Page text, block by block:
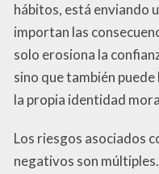
hábitos, está enviando
importan las
solo erosiona la
sino que también
la propia identidad
Los riesgos asociados
negativos son